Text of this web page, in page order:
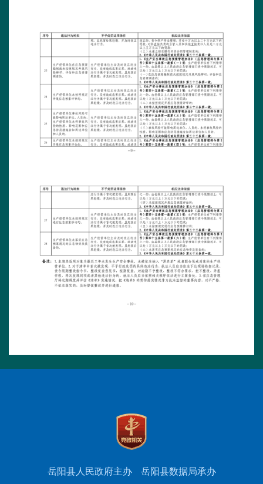
岳阳县人民政府主办 岳阳县数据局承办